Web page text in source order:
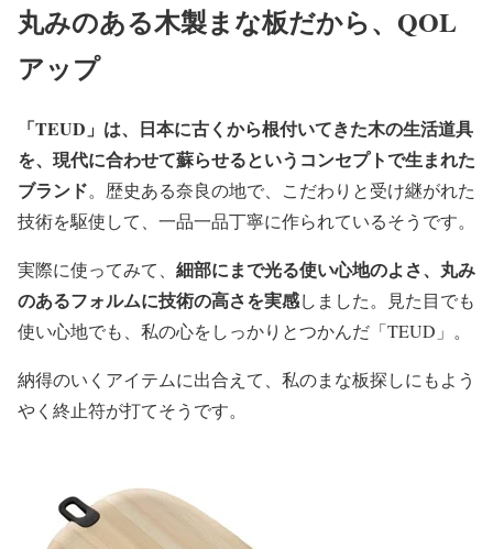
丸みのある木製まな板だから、QOL
アップ
「TEUD」は、日本に古くから根付いてきた木の生活道具
を、現代に合わせて蘇らせるというコンセプトで生まれた
ブランド。歴史ある奈良の地で、こだわりと受け継がれた
技術を駆使して、一品一品丁寧に作られているそうです。
実際に使ってみて、 細部にまで光る使い心地のよさ、丸み
のあるフォルムに技術の高さを実感しました。見た目でも
使い心地でも、私の心をしっかりとつかんだ「TEUD」。
納得のいくアイテムに出合えて、私のまな板探しにもよう
やく終止符が打てそうです。